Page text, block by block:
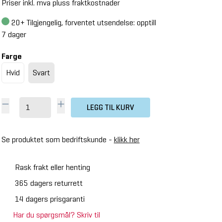
Priser inkl. mva pluss fraktkostnader
20+ Tilgjengelig, forventet utsendelse: opptill
7 dager
Farge
Hvid
Svart
LEGG TIL KURV
Se produktet som bedriftskunde - klikk her
Rask frakt eller henting
365 dagers returrett
14 dagers prisgaranti
Har du spørgsmål? Skriv til